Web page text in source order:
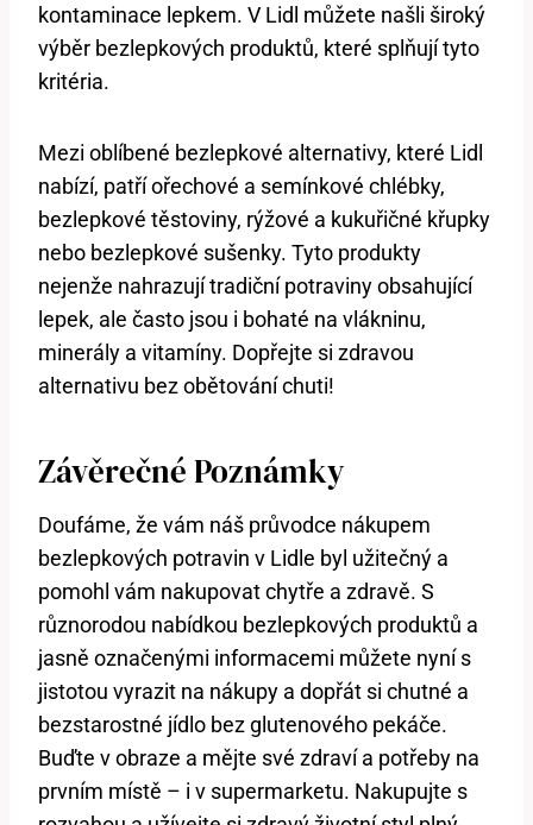
kontaminace lepkem. V Lidl můžete našli široký
výběr bezlepkových produktů, které splňují tyto
kritéria.
Mezi oblíbené bezlepkové alternativy, které Lidl
nabízí, patří ořechové a semínkové chlébky,
bezlepkové těstoviny, rýžové a kukuřičné křupky
nebo bezlepkové sušenky. Tyto produkty
nejenže nahrazují tradiční potraviny obsahující
lepek, ale často jsou i bohaté na vlákninu,
minerály a vitamíny. Dopřejte si zdravou
alternativu bez obětování chuti!
Závěrečné Poznámky
Doufáme, že vám náš průvodce nákupem
bezlepkových potravin v Lidle byl užitečný a
pomohl vám nakupovat chytře a zdravě. S
různorodou nabídkou bezlepkových produktů a
jasně označenými informacemi můžete nyní s
jistotou vyrazit na nákupy a dopřát si chutné a
bezstarostné jídlo bez glutenového pekáče.
Buďte v obraze a mějte své zdraví a potřeby na
prvním místě – i v supermarketu. Nakupujte s